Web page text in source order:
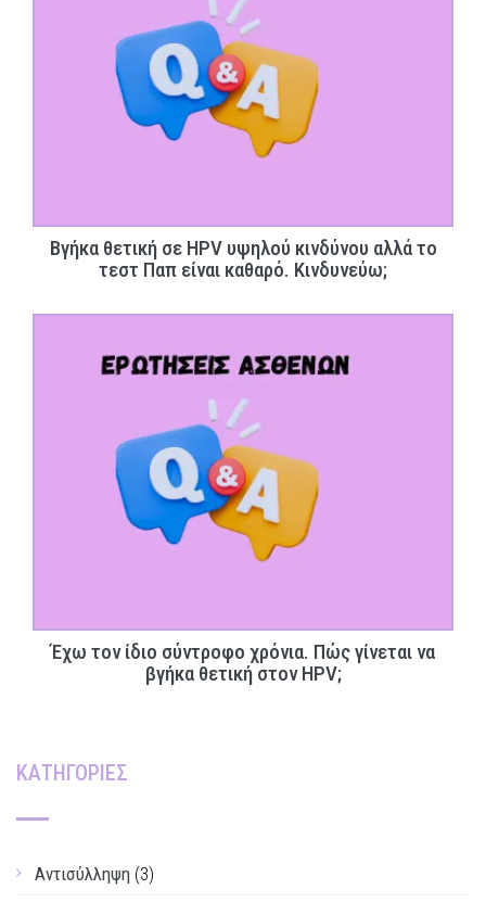
Βγήκα θετική σε HPV υψηλού κινδύνου αλλά το
τεστ Παπ είναι καθαρό. Κινδυνεύω;
Έχω τον ίδιο σύντροφο χρόνια. Πώς γίνεται να
βγήκα θετική στον HPV;
ΚΑΤΗΓΟΡΙΕΣ
Αντισύλληψη (3)